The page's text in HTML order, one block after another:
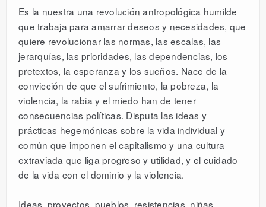
Es la nuestra una revolución antropológica humilde
que trabaja para amarrar deseos y necesidades, que
quiere revolucionar las normas, las escalas, las
jerarquías, las prioridades, las dependencias, los
pretextos, la esperanza y los sueños. Nace de la
convicción de que el sufrimiento, la pobreza, la
violencia, la rabia y el miedo han de tener
consecuencias políticas. Disputa las ideas y
prácticas hegemónicas sobre la vida individual y
común que imponen el capitalismo y una cultura
extraviada que liga progreso y utilidad, y el cuidado
de la vida con el dominio y la violencia.
Ideas, proyectos, pueblos, resistencias, niñas,